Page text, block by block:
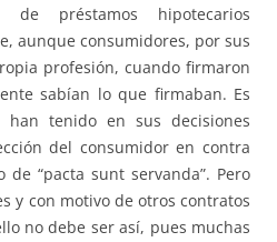
de préstamos hipotecarios
aunque consumidores, por sus
profesión, cuando firmaron
sabían lo que firmaban. Es
tenido en sus decisiones
del consumidor en contra
“pacta sunt servanda”. Pero
y con motivo de otros contratos
no debe ser así, pues muchas